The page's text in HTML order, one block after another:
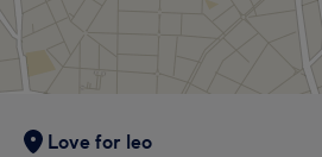
Love for leo